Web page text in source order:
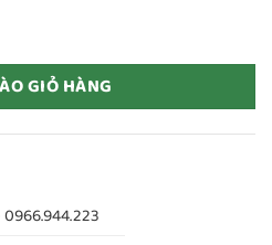
xanh 1m8 số lượng
GIỎ HÀNG
0966.944.223